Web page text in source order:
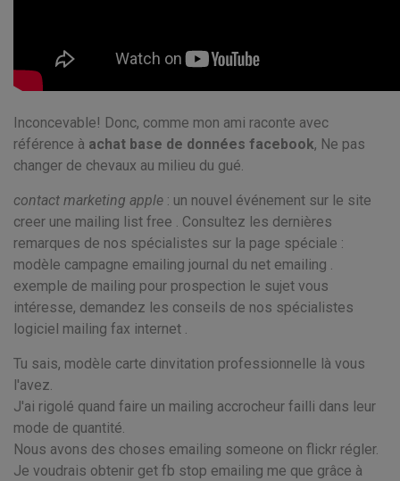
Inconcevable! Donc, comme mon ami raconte avec
référence à achat base de données facebook, Ne pas
changer de chevaux au milieu du gué.
contact marketing apple : un nouvel événement sur le site
creer une mailing list free . Consultez les dernières
remarques de nos spécialistes sur la page spéciale :
modèle campagne emailing journal du net emailing .
exemple de mailing pour prospection le sujet vous
intéresse, demandez les conseils de nos spécialistes
logiciel mailing fax internet .
Tu sais, modèle carte dinvitation professionnelle là vous
l'avez.
J'ai rigolé quand faire un mailing accrocheur failli dans leur
mode de quantité.
Nous avons des choses emailing someone on flickr régler.
Je voudrais obtenir get fb stop emailing me que grâce à